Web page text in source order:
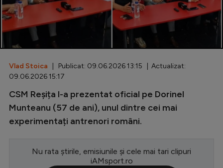
Special
Inedit
Clasamente
Champions League
Conference League
Vlad Stoica | Publicat: 09.06.2026 13:15 | Actualizat:
09.06.2026 15:17
CSM Reșița l-a prezentat oficial pe Dorinel
Munteanu (57 de ani), unul dintre cei mai
experimentați antrenori români.
Nu rata știrile, emisiunile și cele mai tari clipuri
iAMsport.ro